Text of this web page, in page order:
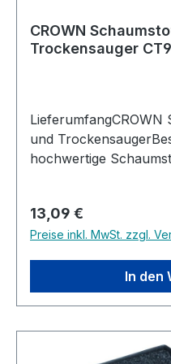
CROWN
Trockensauger
und
hochwertige
zum sicheren
Flüssigkeiten und
gleichzeitig für eine
Dadurch wird der
vor Verunreinigungen
Schmutzpartikel in
und gewährleistet so
Regulärer Preis:
13,09 €
Preise inkl. MwSt. zzgl.
In den